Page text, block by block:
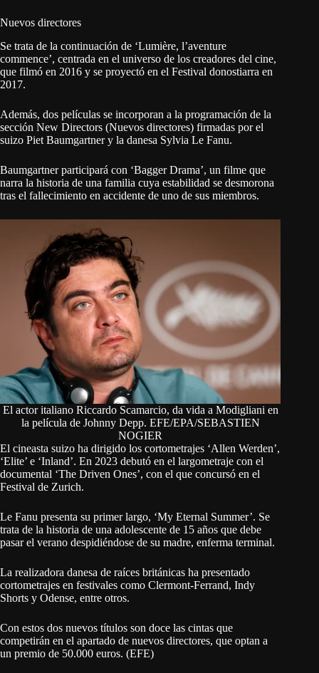
Nuevos directores
Se trata de la continuación de ‘Lumière, l’aventure
commence’, centrada en el universo de los creadores del cine,
que filmó en 2016 y se proyectó en el Festival donostiarra en
2017.
Además, dos películas se incorporan a la programación de la
sección New Directors (Nuevos directores) firmadas por el
suizo Piet Baumgartner y la danesa Sylvia Le Fanu.
Baumgartner participará con ‘Bagger Drama’, un filme que
narra la historia de una familia cuya estabilidad se desmorona
tras el fallecimiento en accidente de uno de sus miembros.
El actor italiano Riccardo Scamarcio, da vida a Modigliani en
la película de Johnny Depp. EFE/EPA/SEBASTIEN
NOGIER
El cineasta suizo ha dirigido los cortometrajes ‘Allen Werden’,
‘Elite’ e ‘Inland’. En 2023 debutó en el largometraje con el
documental ‘The Driven Ones’, con el que concursó en el
Festival de Zurich.
Le Fanu presenta su primer largo, ‘My Eternal Summer’. Se
trata de la historia de una adolescente de 15 años que debe
pasar el verano despidiéndose de su madre, enferma terminal.
La realizadora danesa de raíces británicas ha presentado
cortometrajes en festivales como Clermont-Ferrand, Indy
Shorts y Odense, entre otros.
Con estos dos nuevos títulos son doce las cintas que
competirán en el apartado de nuevos directores, que optan a
un premio de 50.000 euros. (EFE)